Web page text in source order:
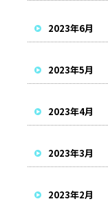
2023年6月
2023年5月
2023年4月
2023年3月
2023年2月